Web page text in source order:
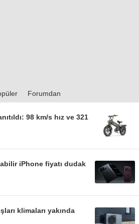
Forumdan
98 km/s hız ve 321
iPhone fiyatı dudak
klimaları yakında